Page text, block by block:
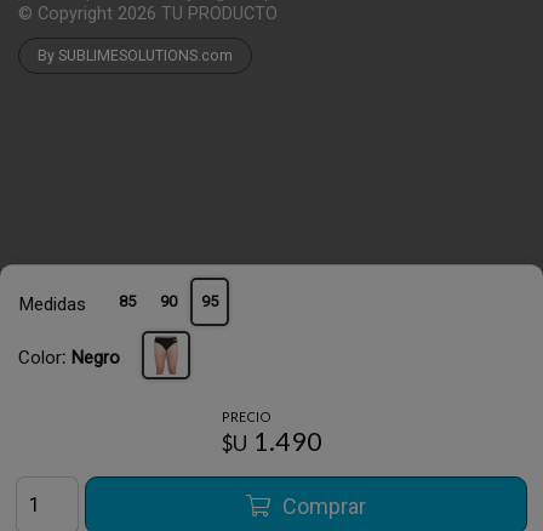
Medidas 85 90 95
Color: Negro
PRECIO
$U 1.490
Comprar
© Copyright 2026 TU PRODUCTO
By SUBLIMESOLUTIONS.com